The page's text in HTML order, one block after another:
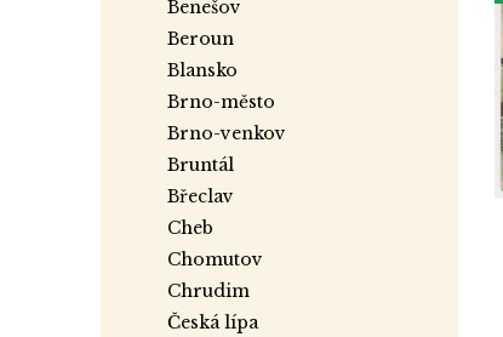
benešov
beroun
blansko
brno-město
brno-venkov
bruntál
břeclav
cheb
chomutov
chrudim
česká lípa